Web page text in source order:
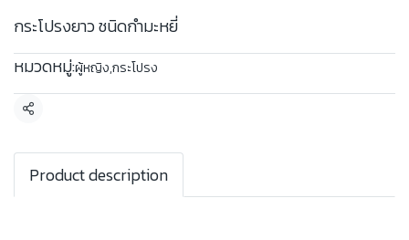
กระโปรงยาว ชนิดกำมะหยี่
หมวดหมู่:ผู้หญิง,กระโปรง
แชร์
Product description